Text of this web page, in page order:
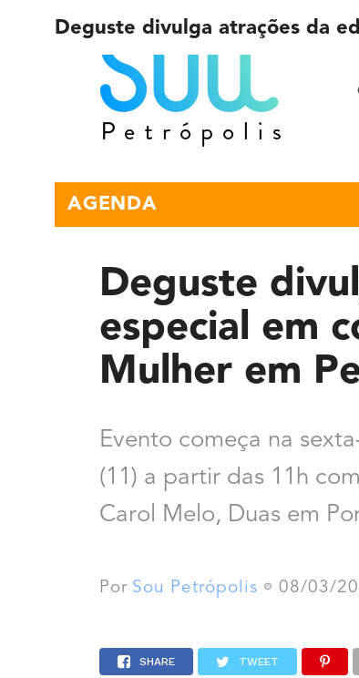
Deguste divulga atrações da
AGENDA
Deguste
especial em
Mulher em
Evento começa na
(11) a partir das 11h
Carol Melo, Duas em
Por Sou Petrópolis 08/03/
SHARE TWEET